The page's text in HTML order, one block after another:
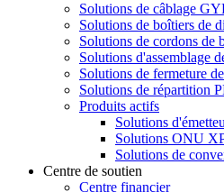
Solutions de câblage
Solutions de boîtiers de
Solutions de cordons de
Solutions d'assemblage
Solutions de fermeture
Solutions de répartition
Produits actifs
Solutions
Solutions ONU
Solutions de
Centre de soutien
Centre financier